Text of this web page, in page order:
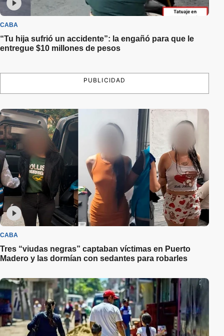
CABA
“Tu hija sufrió un accidente”: la engañó para que le
entregue $10 millones de pesos
PUBLICIDAD
CABA
Tres “viudas negras” captaban víctimas en Puerto
Madero y las dormían con sedantes para robarles